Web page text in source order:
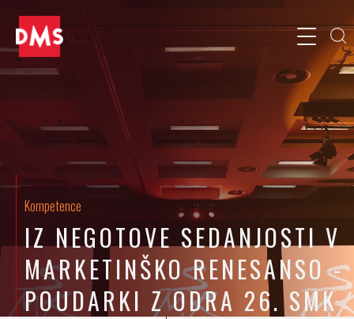
Kompetence
IZ NEGOTOVE SEDANJOSTI V
MARKETINŠKO RENESANSO -
POUDARKI Z ODRA 26. SMK